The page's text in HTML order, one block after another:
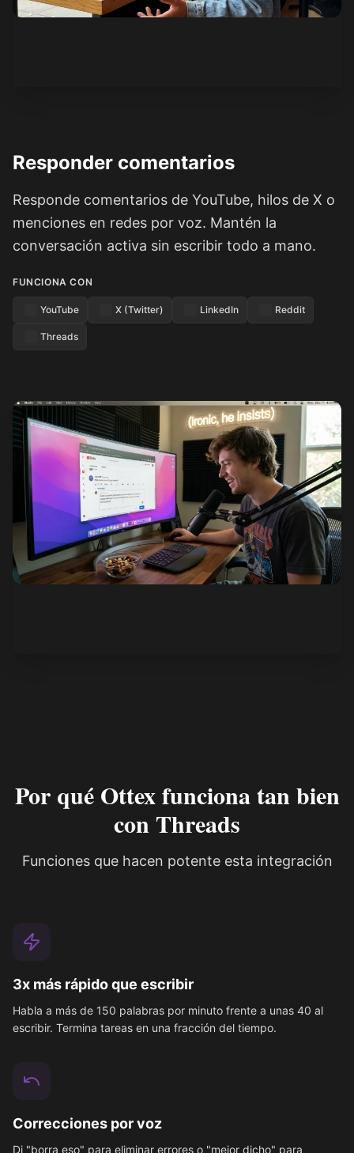
Responder comentarios
Responde comentarios de YouTube, hilos de X o
menciones en redes por voz. Mantén la
conversación activa sin escribir todo a mano.
FUNCIONA CON
YouTube X (Twitter) LinkedIn Reddit
Threads
Por qué Ottex funciona tan bien
con Threads
Funciones que hacen potente esta integración
3x más rápido que escribir
Habla a más de 150 palabras por minuto frente a unas 40 al
escribir. Termina tareas en una fracción del tiempo.
Correcciones por voz
Di "borra eso" para eliminar errores o "mejor dicho" para